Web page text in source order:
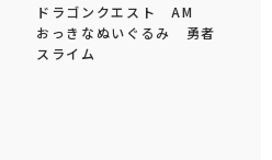
ドラゴンクエスト AM
おっきなぬいぐるみ 勇者
スライム